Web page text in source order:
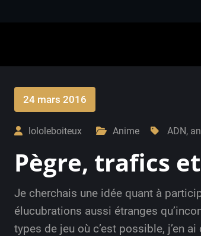
24 mars 2016
lololeboiteux Anime ADN,
Pègre, trafics
Je cherchais une idée quant à
élucubrations aussi étranges
types de jeu où c’est possible, j’en